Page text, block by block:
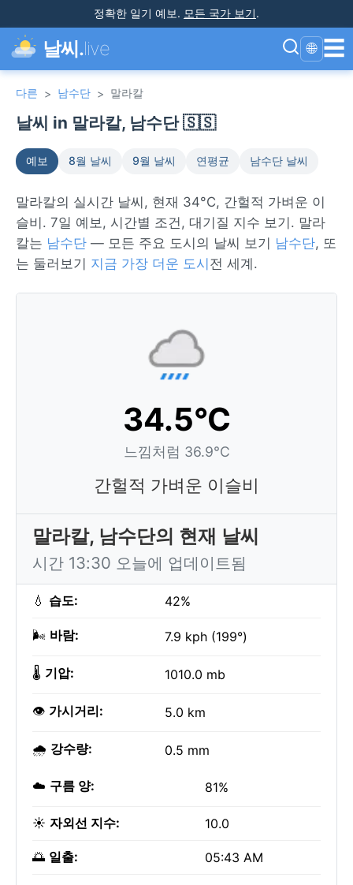
정확한 일기 예보. 모든 국가 보기.
날씨.live 🌐 ☰
다른 > 남수단 > 말라칼
날씨 in 말라칼, 남수단 🇸🇸
예보 8월 날씨 9월 날씨 연평균 남수단 날씨
말라칼의 실시간 날씨, 현재 34°C, 간헐적 가벼운 이
슬비. 7일 예보, 시간별 조건, 대기질 지수 보기. 말라
칼는 남수단 — 모든 주요 도시의 날씨 보기 남수단, 또
는 둘러보기 지금 가장 더운 도시 전 세계.
34.5°C
느낌처럼 36.9°C
간헐적 가벼운 이슬비
말라칼, 남수단의 현재 날씨
시간 13:30 오늘에 업데이트됨
💧 습도: 42%
🌬️ 바람: 7.9 kph (199°)
🌡️ 기압: 1010.0 mb
👁️ 가시거리: 5.0 km
🌧️ 강수량: 0.5 mm
☁️ 구름 양: 81%
☀️ 자외선 지수: 10.0
🌅 일출: 05:43 AM